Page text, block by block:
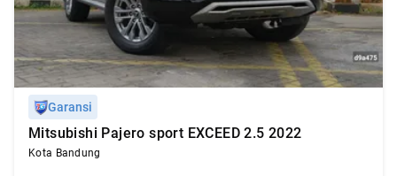
Garansi
Mitsubishi Pajero sport EXCEED 2.5 2022
Kota Bandung